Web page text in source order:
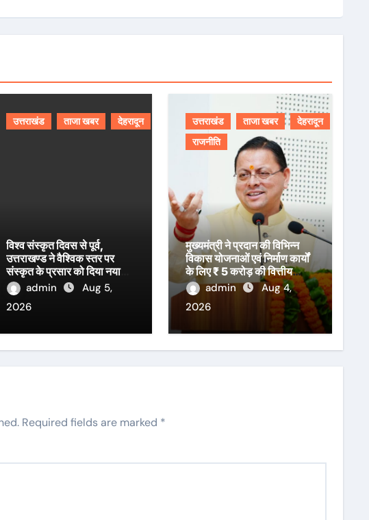
उत्तराखंड ताजा खबर देहरादून
विश्व संस्कृत दिवस से पूर्व,
उत्तराखण्ड ने वैश्विक स्तर पर
संस्कृत के प्रसार को दिया नया
आयाम।admin
Aug 5,
2026
उत्तराखंड ताजा खबर
देहरादून
राजनीति
मुख्यमंत्री ने प्रदान की विभिन्न
विकास योजनाओं एवं निर्माण कार्यों
के लिए ₹ 5 करोड़ की वित्तीय
स्वीकृति।
admin
Aug 4,
2026
Required fields are marked *